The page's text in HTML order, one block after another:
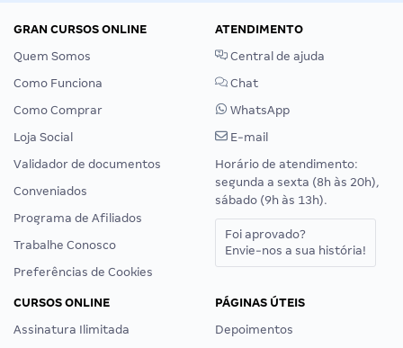
GRAN CURSOS ONLINE
Quem Somos
Como Funciona
Como Comprar
Loja Social
Validador de documentos
Conveniados
Programa de Afiliados
Trabalhe Conosco
Preferências de Cookies
ATENDIMENTO
Central de ajuda
Chat
WhatsApp
E-mail
Horário de atendimento:
segunda a sexta (8h às 20h),
sábado (9h às 13h).
Foi aprovado?
Envie-nos a sua história!
CURSOS ONLINE
Assinatura Ilimitada
PÁGINAS ÚTEIS
Depoimentos